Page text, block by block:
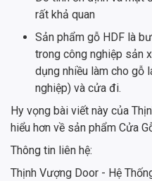
rất khả quan
Sản phẩm gỗ HDF là
trong công nghiệp sản
dụng nhiều làm cho gỗ
nghiệp) và cửa đi.
Hy vọng bài viết này của
hiểu hơn về sản phẩm Cửa
Thông tin liên hệ:
Thịnh Vượng Door - Hệ